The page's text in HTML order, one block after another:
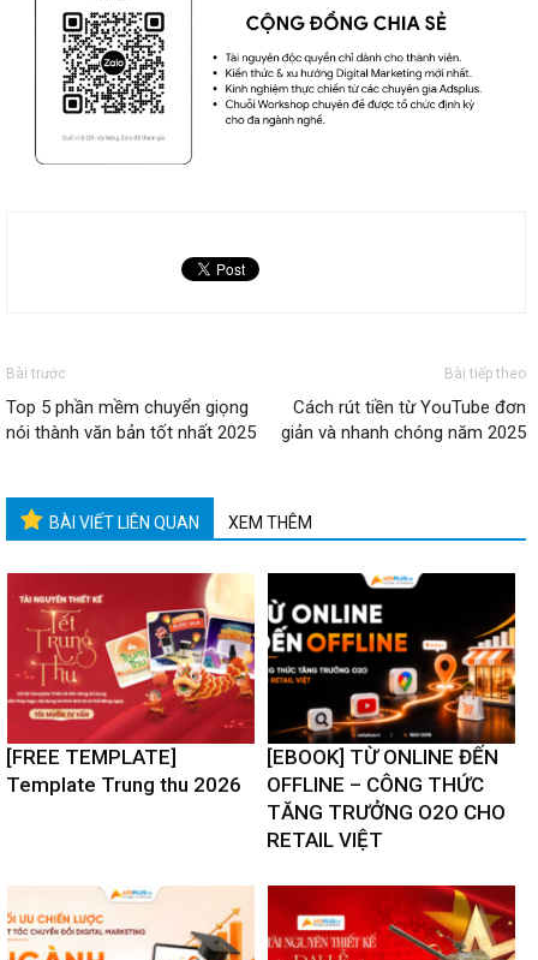
Bài trước
Top 5 phần mềm chuyển giọng
nói thành văn bản tốt nhất 2025
Bài tiếp theo
Cách rút tiền từ YouTube đơn
giản và nhanh chóng năm 2025
BÀI VIẾT LIÊN QUAN XEM THÊM
[FREE TEMPLATE]
Template Trung thu 2026
[EBOOK] TỪ ONLINE ĐẾN
OFFLINE – CÔNG THỨC
TĂNG TRƯỞNG O2O CHO
RETAIL VIỆT